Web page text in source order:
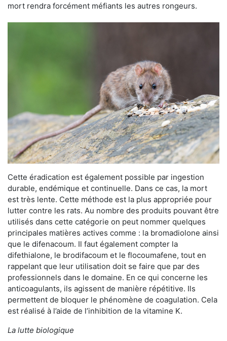
mort rendra forcément méfiants les autres rongeurs.
Cette éradication est également possible par ingestion
durable, endémique et continuelle. Dans ce cas, la mort
est très lente. Cette méthode est la plus appropriée pour
lutter contre les rats. Au nombre des produits pouvant être
utilisés dans cette catégorie on peut nommer quelques
principales matières actives comme : la bromadiolone ainsi
que le difenacoum. Il faut également compter la
difethialone, le brodifacoum et le flocoumafene, tout en
rappelant que leur utilisation doit se faire que par des
professionnels dans le domaine. En ce qui concerne les
anticoagulants, ils agissent de manière répétitive. Ils
permettent de bloquer le phénomène de coagulation. Cela
est réalisé à l’aide de l’inhibition de la vitamine K.
La lutte biologique